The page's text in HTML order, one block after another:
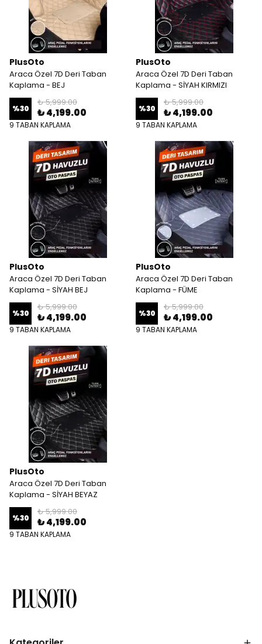
PlusOto
Araca Özel 7D Deri Taban
Kaplama - BEJ
%30
₺ 5,999.00
₺ 4,199.00
9 TABAN KAPLAMA
PlusOto
Araca Özel 7D Deri Taban
Kaplama - SİYAH KIRMIZI
%30
₺ 5,999.00
₺ 4,199.00
9 TABAN KAPLAMA
PlusOto
Araca Özel 7D Deri Taban
Kaplama - SİYAH BEJ
%30
₺ 5,999.00
₺ 4,199.00
9 TABAN KAPLAMA
PlusOto
Araca Özel 7D Deri Taban
Kaplama - FÜME
%30
₺ 5,999.00
₺ 4,199.00
9 TABAN KAPLAMA
PlusOto
Araca Özel 7D Deri Taban
Kaplama - SİYAH BEYAZ
%30
₺ 5,999.00
₺ 4,199.00
9 TABAN KAPLAMA